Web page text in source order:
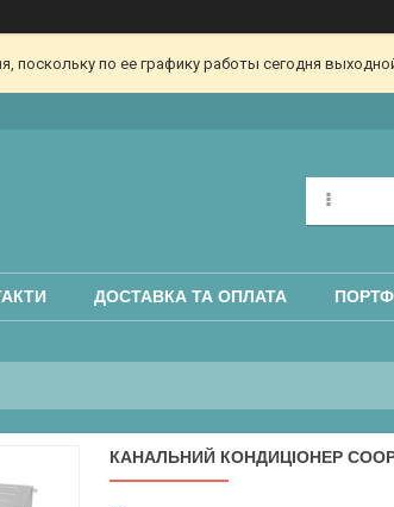
по ее графику работы сегодня
ДОСТАВКА ТА ОПЛАТА
КАНАЛЬНИЙ КОНДИЦІОНЕР